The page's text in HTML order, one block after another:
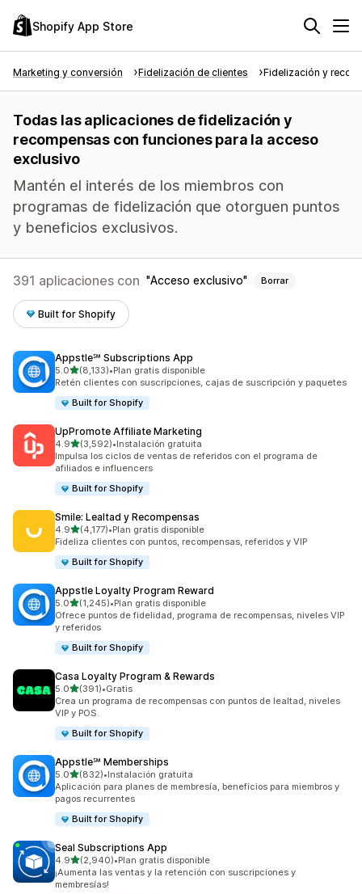
Shopify App Store
Marketing y conversión Fidelización de clientes Fidelización y
Todas las aplicaciones de fidelización y
recompensas con funciones para la acceso
exclusivo
Mantén el interés de los miembros con
programas de fidelización que otorguen puntos
y beneficios exclusivos.
391 aplicaciones con Acceso exclusivo Borrar
Built for Shopify
Appstle℠ Subscriptions App
5.0de 5 estrellas
(8,133)
8133 reseñas en total
•Plan gratis disponible
Retén clientes con suscripciones, cajas de suscripción y paquetes
Built for Shopify
UpPromote Affiliate Marketing
4.9de 5 estrellas
(3,592)
3592 reseñas en total
•Instalación gratuita
Impulsa los ciclos de ventas de referidos con el programa de
afiliados e influencers
Built for Shopify
Smile: Lealtad y Recompensas
4.9de 5 estrellas
(4,177)
4177 reseñas en total
•Plan gratis disponible
Fideliza clientes con puntos, recompensas, referidos y VIP
Built for Shopify
Appstle Loyalty Program Reward
5.0de 5 estrellas
(1,245)
1245 reseñas en total
•Plan gratis disponible
Ofrece puntos de fidelidad, programa de recompensas, niveles VIP
y referidos
Built for Shopify
Casa Loyalty Program & Rewards
5.0de 5 estrellas
(391)
391 reseñas en total
•Gratis
Crea un programa de recompensas con puntos de lealtad, niveles
VIP y POS.
Built for Shopify
Appstle℠ Memberships
5.0de 5 estrellas
(832)
832 reseñas en total
•Instalación gratuita
Aplicación para planes de membresía, beneficios para miembros y
pagos recurrentes
Built for Shopify
Seal Subscriptions App
4.9de 5 estrellas
(2,940)
2940 reseñas en total
•Plan gratis disponible
¡Aumenta las ventas y la retención con suscripciones y
membresías!